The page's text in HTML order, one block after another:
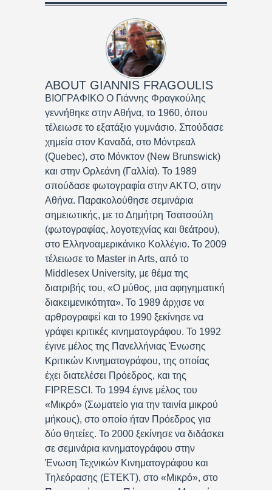
ABOUT GIANNIS FRAGOULIS
ΒΙΟΓΡΑΦΙΚΟ Ο Γιάννης Φραγκούλης
γεννήθηκε στην Αθήνα, το 1960, όπου
τέλειωσε το εξατάξιο γυμνάσιο. Σπούδασε
χημεία στον Καναδά, στο Μόντρεαλ
(Quebec), στο Μόνκτον (New Brunswick)
και στην Ορλεάνη (Γαλλία). Το 1989
σπούδασε φωτογραφία στην ΑΚΤΟ, στην
Αθήνα. Παρακολούθησε σεμινάρια
σημειωτικής, με το Δημήτρη Τσατσούλη
(φωτογραφίας, λογοτεχνίας και θεάτρου),
στο Ελληνοαμερικάνικο Κολλέγιο. Το 2009
τέλειωσε το Master in Arts, από το
Middlesex University, με θέμα της
διατριβής του, «Ο μύθος, μια αφηγηματική
διακειμενικότητα». Το 1989 άρχισε να
αρθρογραφεί και το 1990 ξεκίνησε να
γράφει κριτικές κινηματογράφου. Το 1992
έγινε μέλος της Πανελλήνιας Ένωσης
Κριτικών Κινηματογράφου, της οποίας
έχει διατελέσει Πρόεδρος, και της
FIPRESCI. Το 1994 έγινε μέλος του
«Μικρό» (Σωματείο για την ταινία μικρού
μήκους), στο οποίο ήταν Πρόεδρος για
δύο θητείες. Το 2000 ξεκίνησε να διδάσκει
σε σεμινάρια κινηματογράφου στην
Ένωση Τεχνικών Κινηματογράφου και
Τηλεόρασης (ΕΤΕΚΤ), στο «Μικρό», στο